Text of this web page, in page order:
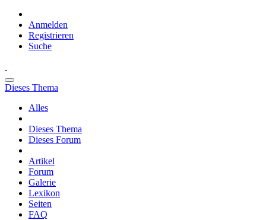
Anmelden
Registrieren
Suche
Dieses Thema
Alles
Dieses Thema
Dieses Forum
Artikel
Forum
Galerie
Lexikon
Seiten
FAQ